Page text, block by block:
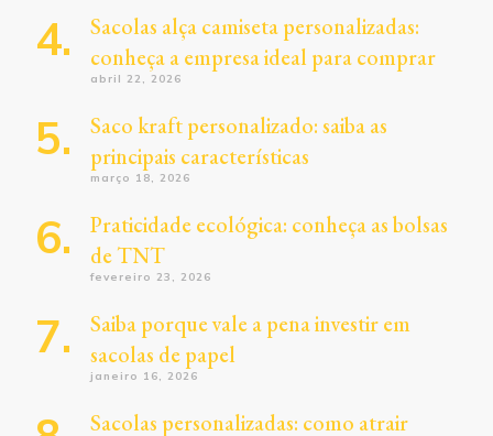
Sacolas alça camiseta personalizadas:
conheça a empresa ideal para comprar
abril 22, 2026
Saco kraft personalizado: saiba as
principais características
março 18, 2026
Praticidade ecológica: conheça as bolsas
de TNT
fevereiro 23, 2026
Saiba porque vale a pena investir em
sacolas de papel
janeiro 16, 2026
Sacolas personalizadas: como atrair